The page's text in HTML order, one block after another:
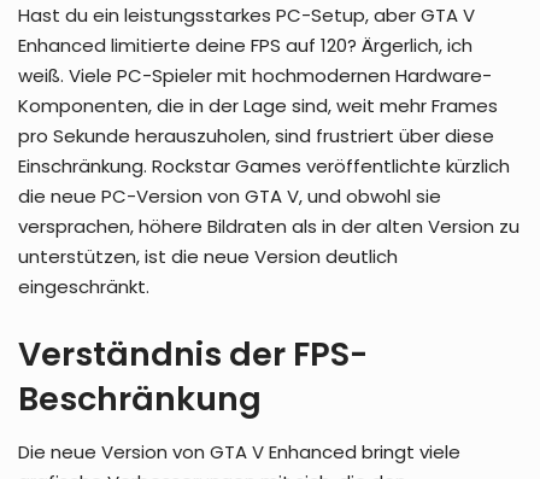
Hast du ein leistungsstarkes PC-Setup, aber GTA V
Enhanced limitierte deine FPS auf 120? Ärgerlich, ich
weiß. Viele PC-Spieler mit hochmodernen Hardware-
Komponenten, die in der Lage sind, weit mehr Frames
pro Sekunde herauszuholen, sind frustriert über diese
Einschränkung. Rockstar Games veröffentlichte kürzlich
die neue PC-Version von GTA V, und obwohl sie
versprachen, höhere Bildraten als in der alten Version zu
unterstützen, ist die neue Version deutlich
eingeschränkt.
Verständnis der FPS-
Beschränkung
Die neue Version von GTA V Enhanced bringt viele